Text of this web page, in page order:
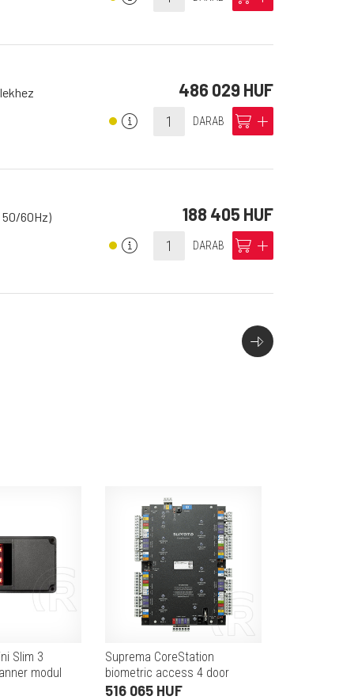
486 029 HUF
info DARAB cart add
50/60Hz) 188 405 HUF
info DARAB cart add
Slim 3
modul
Suprema CoreStation
biometric access 4 door
controller, 1.4GHz Octa Core,
516 065 HUF